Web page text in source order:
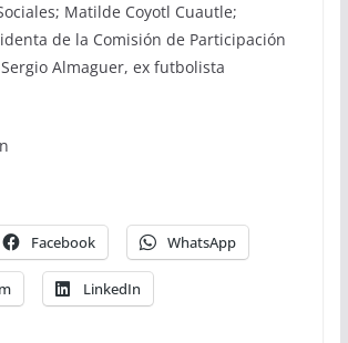
Matilde Coyotl Cuautle;
de la Comisión de Participación
Almaguer, ex futbolista
Facebook WhatsApp
LinkedIn